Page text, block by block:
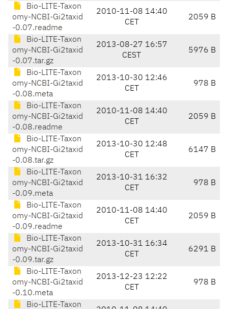
Bio-LITE-Taxon
omy-NCBI-Gi2taxid
-0.07.readme
2010-11-08 14:40
CET
2059 B
Bio-LITE-Taxon
omy-NCBI-Gi2taxid
-0.07.tar.gz
2013-08-27 16:57
CEST
5976 B
Bio-LITE-Taxon
omy-NCBI-Gi2taxid
-0.08.meta
2013-10-30 12:46
CET
978 B
Bio-LITE-Taxon
omy-NCBI-Gi2taxid
-0.08.readme
2010-11-08 14:40
CET
2059 B
Bio-LITE-Taxon
omy-NCBI-Gi2taxid
-0.08.tar.gz
2013-10-30 12:48
CET
6147 B
Bio-LITE-Taxon
omy-NCBI-Gi2taxid
-0.09.meta
2013-10-31 16:32
CET
978 B
Bio-LITE-Taxon
omy-NCBI-Gi2taxid
-0.09.readme
2010-11-08 14:40
CET
2059 B
Bio-LITE-Taxon
omy-NCBI-Gi2taxid
-0.09.tar.gz
2013-10-31 16:34
CET
6291 B
Bio-LITE-Taxon
omy-NCBI-Gi2taxid
-0.10.meta
2013-12-23 12:22
CET
978 B
Bio-LITE-Taxon